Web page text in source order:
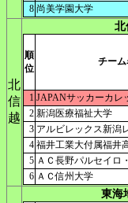
8 尚美学園大学
北
信
越
北
順
位
チーム
1 JAPANサッカーカレ
2 新潟医療福祉大学
3 アルビレックス新潟
4 福井工業大付属福井
5 ＡＣ長野パルセイロ
6 ＡＣ信州大学
東海